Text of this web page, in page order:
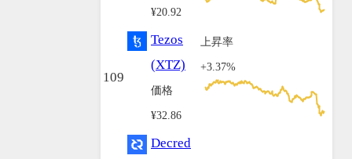
¥20.92
109
Tezos
(XTZ)
価格
¥32.86
上昇率
+3.37%
Decred